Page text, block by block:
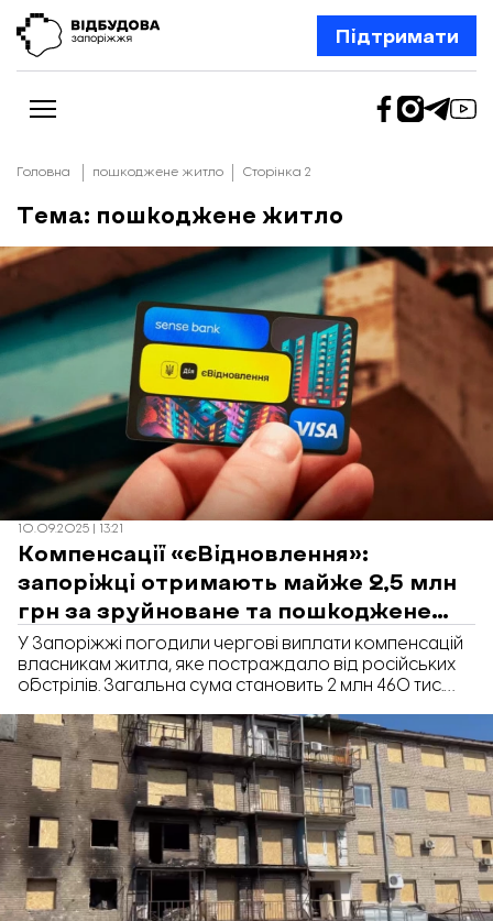
Підтримати
Новини
Відбудова Запоріжжя
Ексклюзив
Бізнес
Шлях додому
Відбудова. Життя
Колонки
Про нас
Редакційна політика
Головна пошкоджене житло Сторінка 2
Тема: пошкоджене житло
10.09.2025 | 13:21
Компенсації «єВідновлення»:
запоріжці отримають майже 2,5 млн
грн за зруйноване та пошкоджене
житло
У Запоріжжі погодили чергові виплати компенсацій
власникам житла, яке постраждало від російських
обстрілів. Загальна сума становить 2 млн 460 тис.